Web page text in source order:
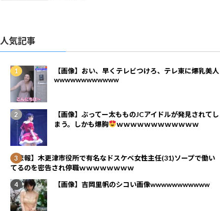
人気記事
【画像】おい、早くテレビつけろ、テレ東に爆乳美人
wwwwwwwwwwww
【画像】ぶってー太もものJCアイドルが発見されてし
まう。しかも爆胸
ｗｗｗｗｗｗｗｗｗｗｗｗ
【悲報】木更津市役所で有名なドスケベ女性主任(31)ソープで働い
てるのを密告され停職ｗｗｗｗｗｗｗｗ
【画像】吉岡里帆のシコい画像wwwwwwwwwww